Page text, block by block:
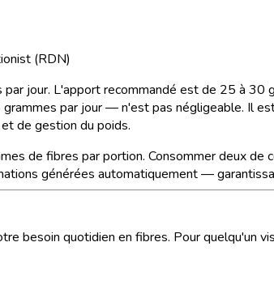
(RDN)
jour. L'apport recommandé est de 25 à
par jour — n'est pas négligeable. Il
de gestion du poids.
de fibres par portion. Consommer deux
générées automatiquement —
besoin quotidien en fibres. Pour quelqu'un